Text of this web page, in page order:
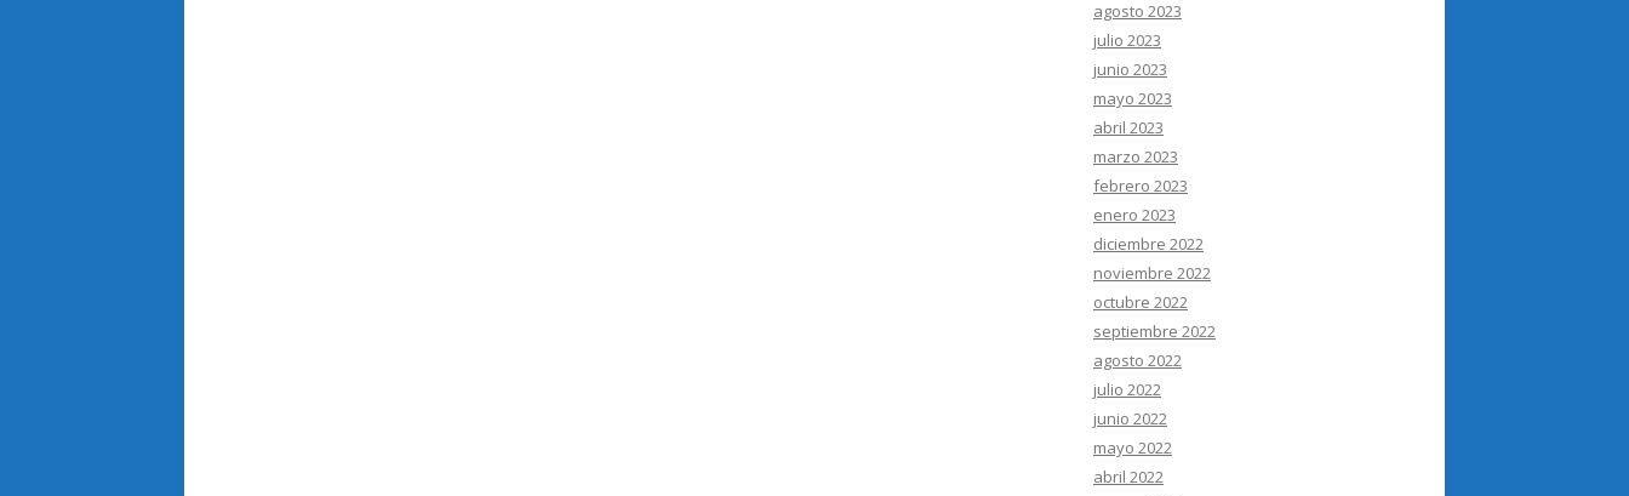
agosto 2023
julio 2023
junio 2023
mayo 2023
abril 2023
marzo 2023
febrero 2023
enero 2023
diciembre 2022
noviembre 2022
octubre 2022
septiembre 2022
agosto 2022
julio 2022
junio 2022
mayo 2022
abril 2022